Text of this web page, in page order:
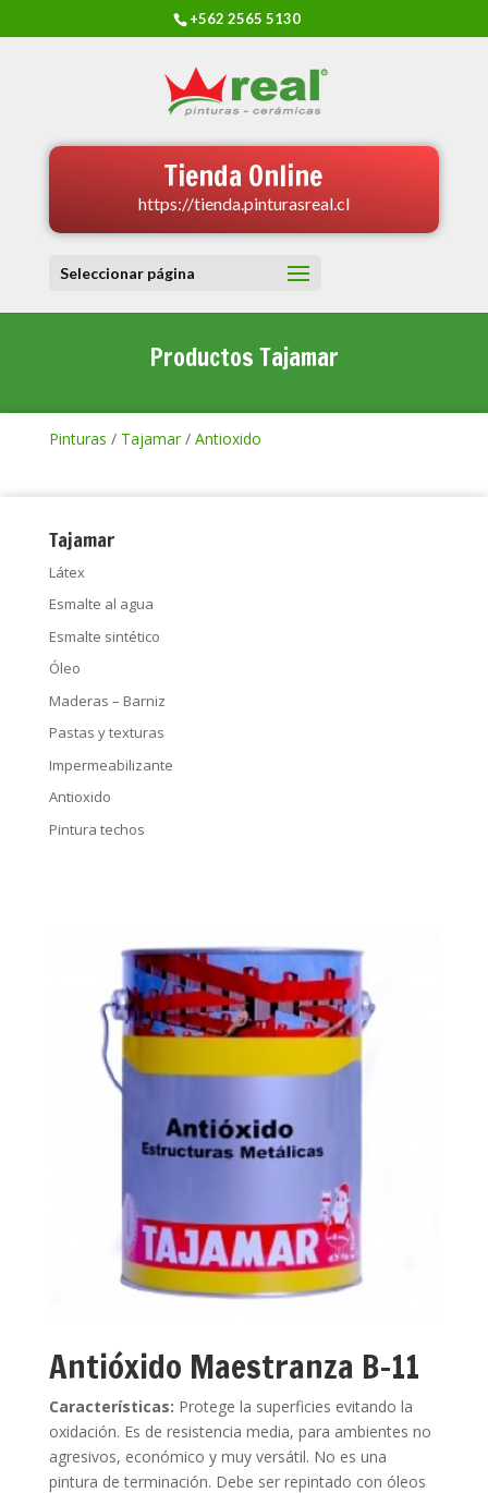
+562 2565 5130
Tienda Online
https://tienda.pinturasreal.cl
Seleccionar página
Productos Tajamar
Pinturas / Tajamar/ Antioxido
Tajamar
Látex
Esmalte al agua
Esmalte sintético
Óleo
Maderas – Barniz
Pastas y texturas
Impermeabilizante
Antioxido
Pintura techos
Antióxido Maestranza B-11
Características: Protege la superficies evitando la
oxidación. Es de resistencia media, para ambientes no
agresivos, económico y muy versátil. No es una
pintura de terminación. Debe ser repintado con óleos